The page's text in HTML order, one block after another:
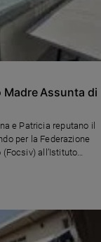
Madre Assunta di
e Patricia reputano il
per la Federazione
all’Istituto
Stati Uniti per le